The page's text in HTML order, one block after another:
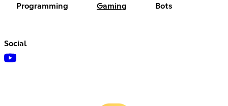
Programming Gaming Bots
Social